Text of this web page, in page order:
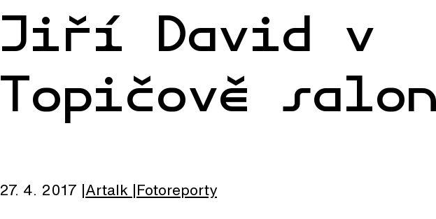
Jiří David v
Topičově
27. 4. 2017 Artalk Fotoreporty